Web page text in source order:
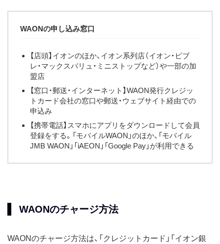
WAONの申し込み窓口
【店頭】イオンのほか、イオン系列店（イオン・ビブ
レ・マックスバリュ・ミニストップなど）や一部の加
盟店
【窓口・郵送・インターネット】WAON発行クレジッ
トカード会社の窓口や郵送・ウェブサイト経由での
申込み
【携帯電話】スマホにアプリをダウンロードして会員
登録をする。「モバイルWAON」のほか、「モバイル
JMB WAON」「iAEON」「Google Pay」が利用できる
WAONのチャージ方法
WAONのチャージ方法は、「クレジットカード」「イオン銀